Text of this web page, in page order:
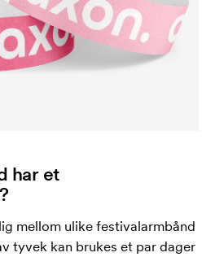
har et
mellom ulike festivalarmbånd
tyvek kan brukes et par dager